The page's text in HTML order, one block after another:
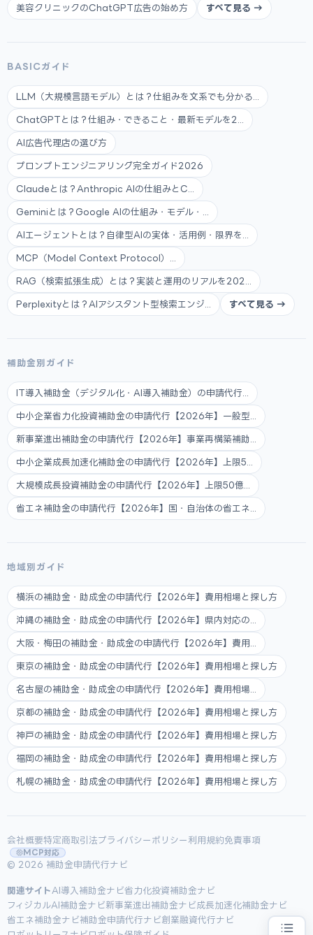
美容クリニックのChatGPT広告の始め方 すべて見る →
BASICガイド
LLM（大規模言語モデル）とは？仕組みを文系でも分かる...
ChatGPTとは？仕組み・できること・最新モデルを2...
AI広告代理店の選び方
プロンプトエンジニアリング完全ガイド2026
Claudeとは？Anthropic AIの仕組みとC...
Geminiとは？Google AIの仕組み・モデル・...
AIエージェントとは？自律型AIの実体・活用例・限界を...
MCP（Model Context Protocol）...
RAG（検索拡張生成）とは？実装と運用のリアルを202...
Perplexityとは？AIアシスタント型検索エンジ... すべて見る →
補助金別ガイド
IT導入補助金（デジタル化・AI導入補助金）の申請代行...
中小企業省力化投資補助金の申請代行【2026年】一般型...
新事業進出補助金の申請代行【2026年】事業再構築補助...
中小企業成長加速化補助金の申請代行【2026年】上限5...
大規模成長投資補助金の申請代行【2026年】上限50億...
省エネ補助金の申請代行【2026年】国・自治体の省エネ...
地域別ガイド
横浜の補助金・助成金の申請代行【2026年】費用相場と探し方
沖縄の補助金・助成金の申請代行【2026年】県内対応の...
大阪・梅田の補助金・助成金の申請代行【2026年】費用...
東京の補助金・助成金の申請代行【2026年】費用相場と探し方
名古屋の補助金・助成金の申請代行【2026年】費用相場...
京都の補助金・助成金の申請代行【2026年】費用相場と探し方
神戸の補助金・助成金の申請代行【2026年】費用相場と探し方
福岡の補助金・助成金の申請代行【2026年】費用相場と探し方
札幌の補助金・助成金の申請代行【2026年】費用相場と探し方
会社概要特定商取引法プライバシーポリシー 利用規約免責事項
MCP対応
© 2026 補助金申請代行ナビ
関連サイト AI導入補助金ナビ省力化投資補助金ナビ
フィジカルAI補助金ナビ新事業進出補助金ナビ成長加速化補助金ナビ
省エネ補助金ナビ補助金申請代行ナビ創業融資代行ナビ